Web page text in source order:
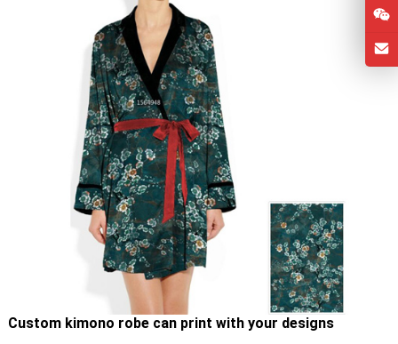
Custom kimono robe can print with your designs